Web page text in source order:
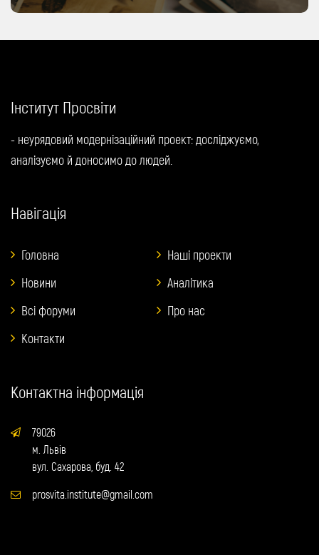
Інститут Просвіти
- неурядовий модернізаційний проект: досліджуємо,
аналізуємо й доносимо до людей.
Навігація
Головна
Наші проекти
Новини
Аналітика
Всі форуми
Про нас
Контакти
Контактна інформація
79026
м. Львів
вул. Сахарова, буд. 42
prosvita.institute@gmail.com